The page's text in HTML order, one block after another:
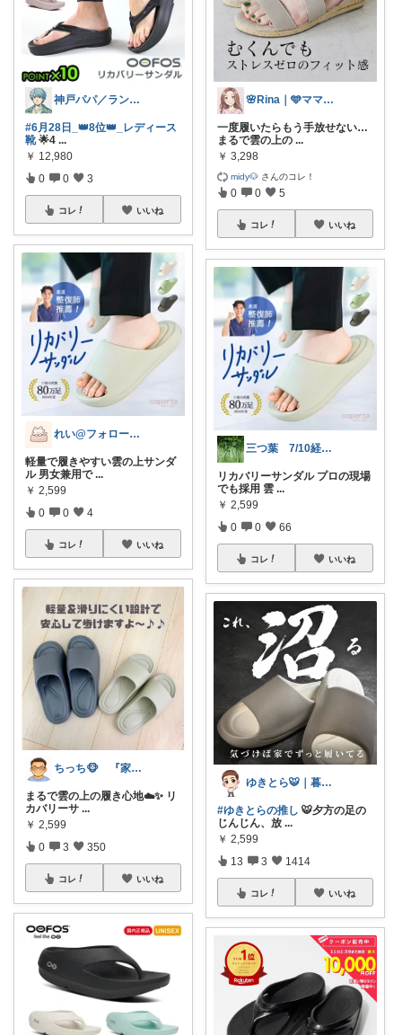
神戸パパ／ランキング＆レビュー毎日掲載
#6月28日_👑8位👑_レディース
靴🌟4 ...
￥ 12,980
0 0 3
コレ いいね
れい@フォロー＆経由購入感謝です♪
軽量で履きやすい雲の上サンダ
ル 男女兼用で ...
￥ 2,599
0 0 4
コレ いいね
ちっち🐵 『家族みんなのええもん』
まるで雲の上の履き心地☁️✨ リ
カバリーサ ...
￥ 2,599
0 3 350
コレ いいね
🌸Rina｜🩵ママ必見アイテム🩵
一度履いたらもう手放せない…
まるで雲の上の ...
￥ 3,298
midy🐶 さんのコレ！
0 0 5
コレ いいね
三つ葉 7/10経由購入感謝
リカバリーサンダル プロの現場
でも採用 雲 ...
￥ 2,599
0 0 66
コレ いいね
ゆきとら🐯｜暮らしをラクにしたいパパ
#ゆきとらの推し 🐯夕方の足の
じんじん、放 ...
￥ 2,599
13 3 1414
コレ いいね